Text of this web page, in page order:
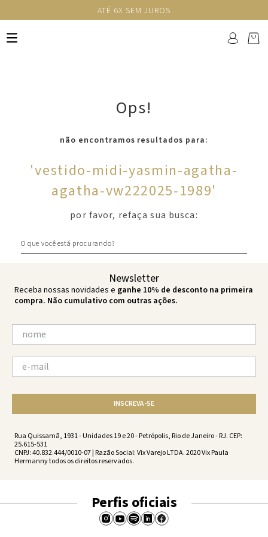
ATÉ 6X SEM JUROS
Ops!
não encontramos resultados para:
'vestido-midi-yasmin-agatha-
agatha-vw222025-1989'
por favor, refaça sua busca:
Newsletter
Receba nossas novidades e ganhe 10% de desconto na primeira
compra. Não cumulativo com outras ações.
INSCREVA-SE
Rua Quissamã, 1931 - Unidades 19 e 20 - Petrópolis, Rio de Janeiro - RJ. CEP:
25.615-531
CNPJ: 40.832.444/0010-07 | Razão Social: Vix Varejo LTDA. 2020 Vix Paula
Hermanny todos os direitos reservados.
Perfis oficiais